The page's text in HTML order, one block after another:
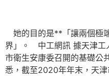
她的目的是**「讓兩個極
界」。 中工網訊 據天津工
市衛生安康委召開的基礎公
悉，截至2020年年末，天